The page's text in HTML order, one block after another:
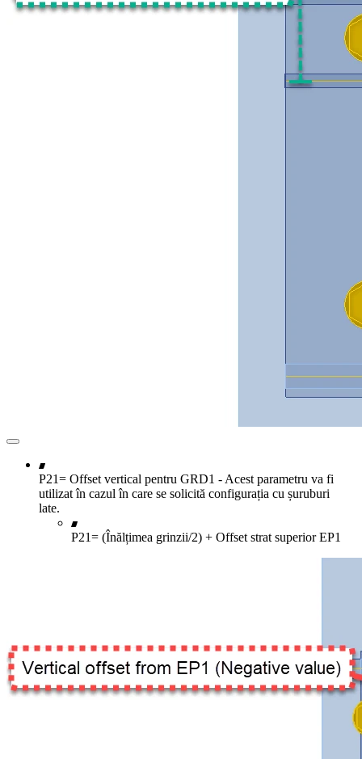
P21= Offset vertical pentru GRD1 - Acest parametru va fi
utilizat în cazul în care se solicită configurația cu șuruburi
late.
P21= (Înălțimea grinzii/2) + Offset strat superior EP1